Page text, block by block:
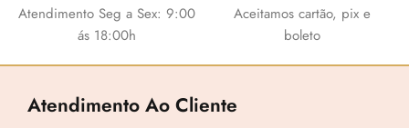
Atendimento Seg a Sex: 9:00
ás 18:00h
Aceitamos cartão, pix e
boleto
Atendimento Ao Cliente